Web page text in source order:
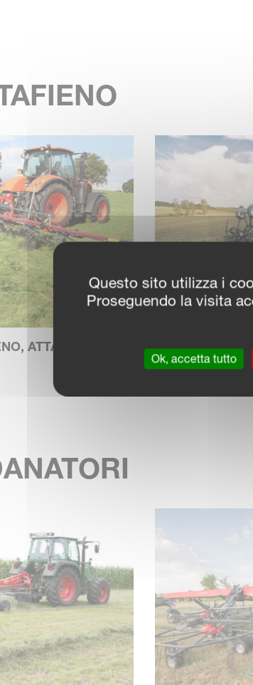
ATTACCO A 3
VOLTAFIENO,
Questo sito utilizza i
Proseguendo la visita
Ok, accetta tutto